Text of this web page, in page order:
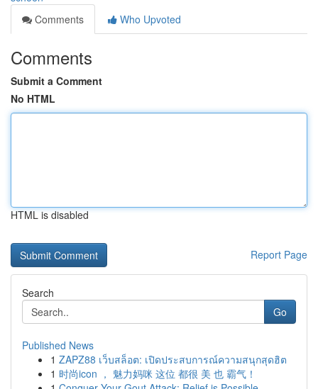
Comments
Who Upvoted
Comments
Submit a Comment
No HTML
HTML is disabled
Report Page
Search
Go
Published News
1 ZAPZ88 เว็บสล็อต: เปิดประสบการณ์ความสนุกสุดฮิต
1 时尚icon ， 魅力妈咪 这位 都很 美 也 霸气！